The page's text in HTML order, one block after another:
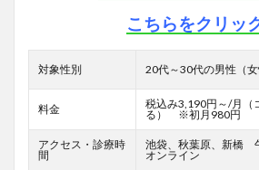
こちらをクリッ
対象性別 20代～30代の男性（女
料金
税込み3,190円～/月（
る） ※初月980円
アクセス・診療時
間
池袋、秋葉原、新橋
オンライン